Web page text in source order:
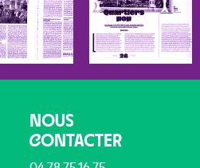
NOUS
CONTACTER